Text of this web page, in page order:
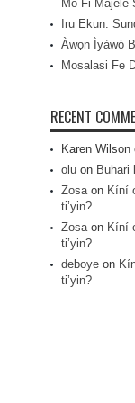
Mo Fi Májèlé
Iru Ekun:
Àwọn Ìyàwó
Mosalasi Fe
RECENT
Karen Wilson
olu on Buhari
Zosaon Kíní
ti’yin?
Zosaon Kíní
ti’yin?
deboye on
ti’yin?